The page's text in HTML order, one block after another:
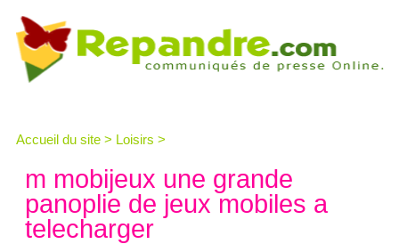
Accueil du site > Loisirs >
m mobijeux une grande
panoplie de jeux mobiles a
telecharger